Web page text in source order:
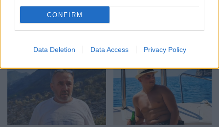
CONFIRM
Data Deletion Data Access Privacy Policy